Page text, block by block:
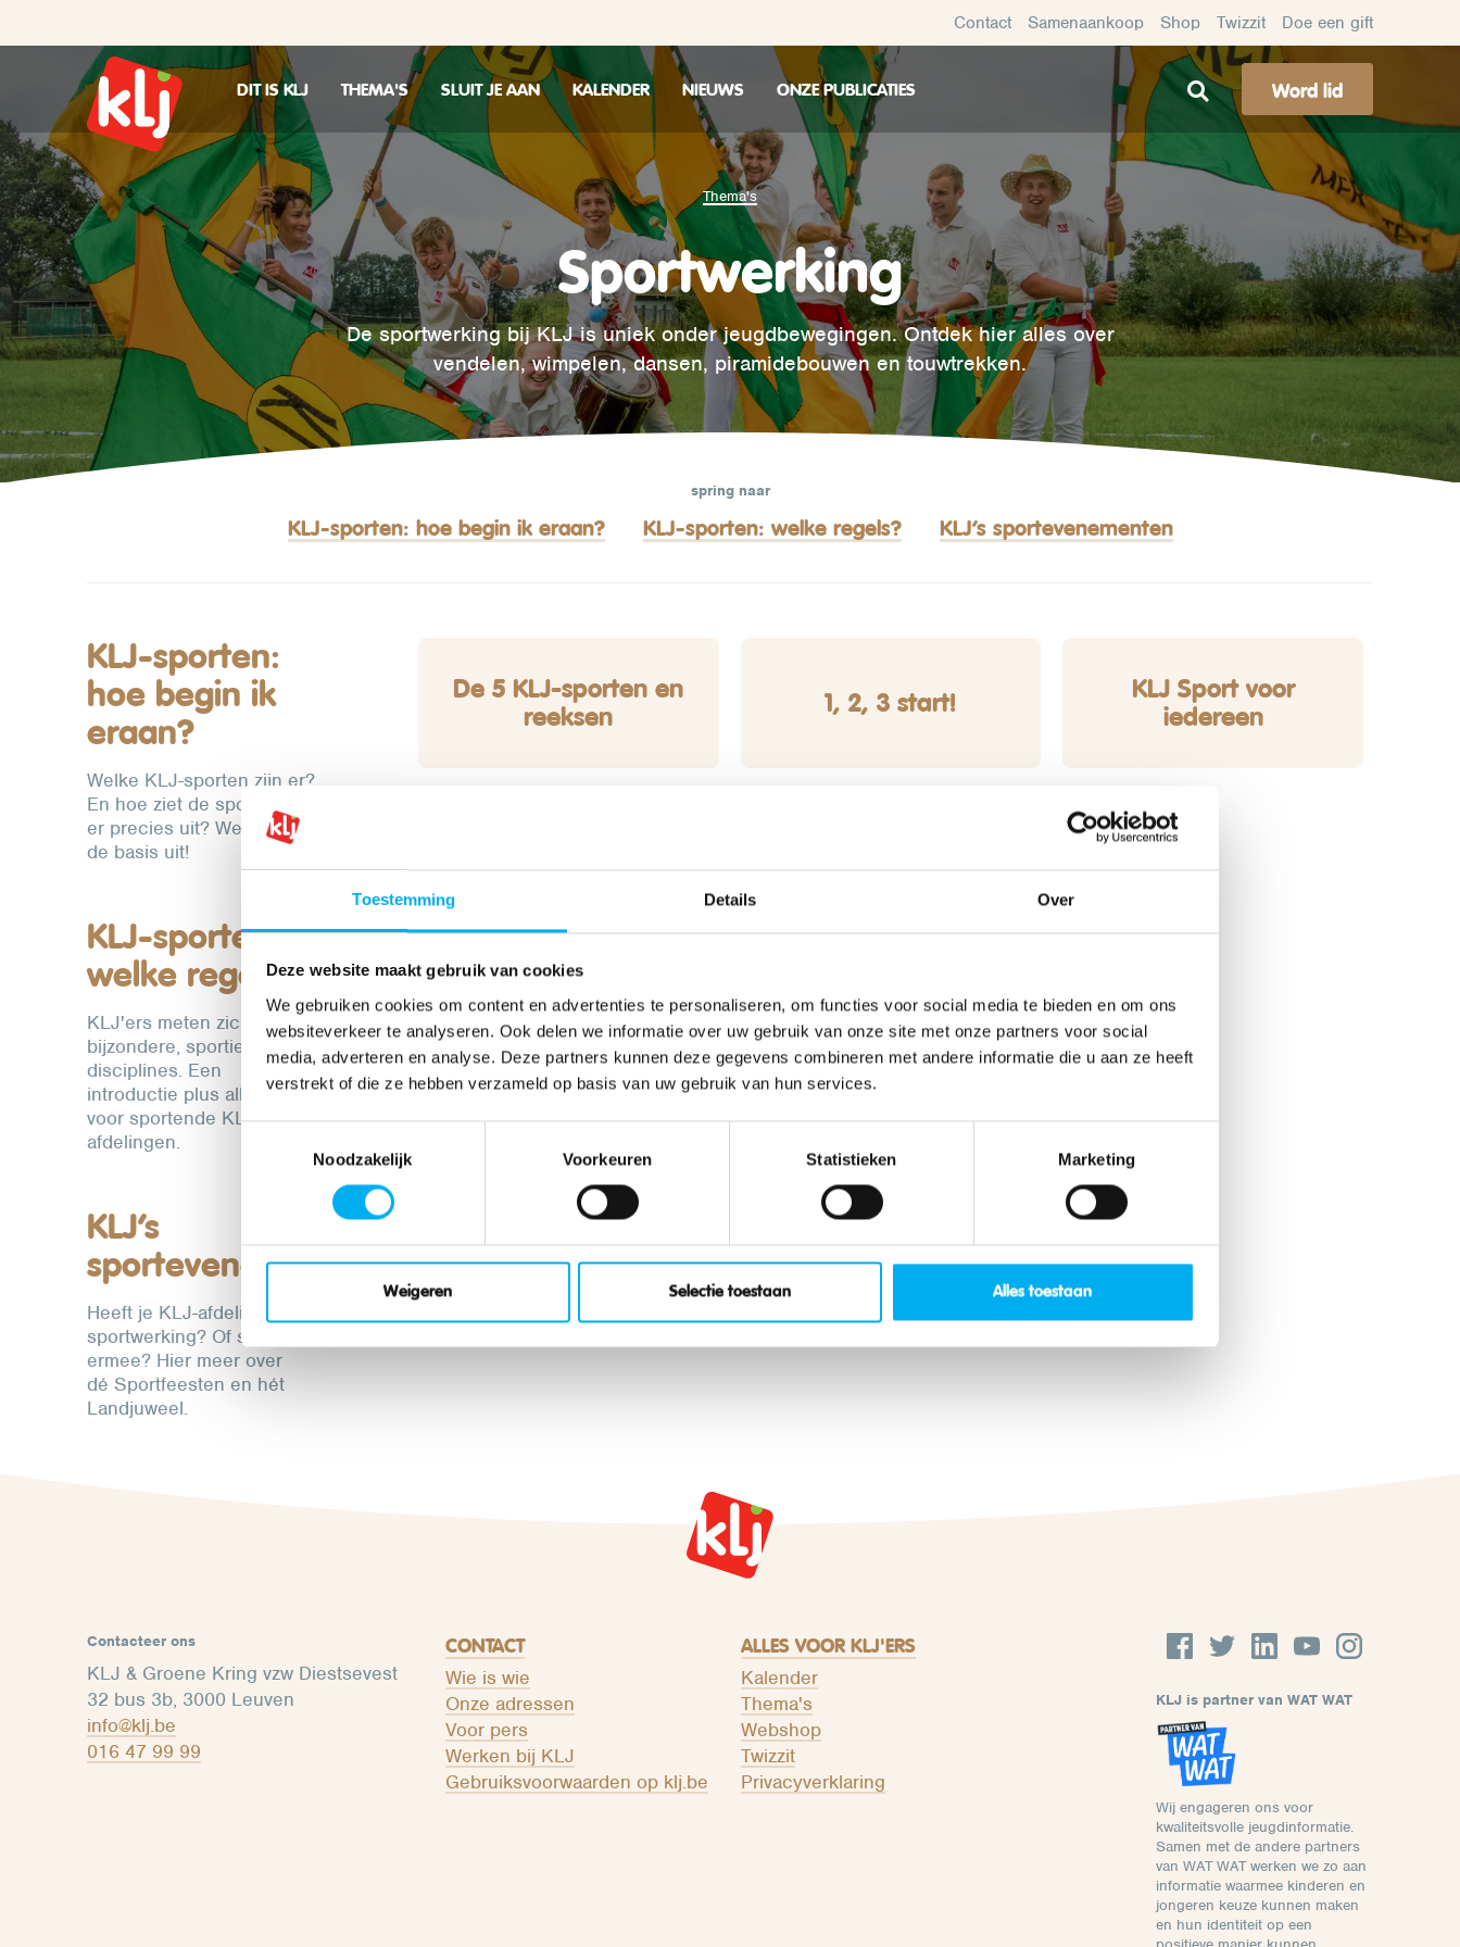
Toestemming Details Over
Deze website maakt gebruik van cookies
We gebruiken cookies om content en advertenties te personaliseren, om functies voor social media te bieden en om ons
websiteverkeer te analyseren. Ook delen we informatie over uw gebruik van onze site met onze partners voor social
media, adverteren en analyse. Deze partners kunnen deze gegevens combineren met andere informatie die u aan ze heeft
verstrekt of die ze hebben verzameld op basis van uw gebruik van hun services.
Noodzakelijk
Voorkeuren Statistieken Marketing
Weigeren Selectie toestaan Alles toestaan
Contact Samenaankoop Shop Twizzit Doe een gift
DIT IS KLJ THEMA'S SLUIT JE AAN KALENDER NIEUWS ONZE PUBLICATIES Word lid
Thema's
Sportwerking
De sportwerking bij KLJ is uniek onder jeugdbewegingen. Ontdek hier alles over
vendelen, wimpelen, dansen, piramidebouwen en touwtrekken.
spring naar
KLJ-sporten: hoe begin ik eraan? KLJ-sporten: welke regels? KLJ’s sportevenementen
KLJ-sporten:
hoe begin ik
eraan?
Welke KLJ-sporten zijn er?
En hoe ziet de sportwerking
er precies uit? We leggen je
de basis uit!
De 5 KLJ-sporten en
reeksen 1, 2, 3 start! KLJ Sport voor
iedereen
KLJ-sporten:
welke regels?
KLJ'ers meten zich in 5
bijzondere, sportieve
disciplines. Een
introductie plus alle details
voor sportende KLJ-
afdelingen.
Reglementen,
reeksbeschrijvingen
en muziek sportfeestdocumenten
KLJ’s
sportevenementen
Heeft je KLJ-afdeling een
sportwerking? Of start je
ermee? Hier meer over
dé Sportfeesten en hét
Landjuweel.
Sportfeesten KLJ-Landjuweel
Contacteer ons
KLJ & Groene Kring vzw Diestsevest
32 bus 3b, 3000 Leuven
info@klj.be​
016 47 99 99
CONTACT
Wie is wie
Onze adressen
Voor pers
Werken bij KLJ
Gebruiksvoorwaarden op klj.be
ALLES VOOR KLJ'ERS
Kalender
Thema's
Webshop
Twizzit
Privacyverklaring
KLJ is partner van WAT WAT
Wij engageren ons voor
kwaliteitsvolle jeugdinformatie.
Samen met de andere partners
van WAT WAT werken we zo aan
informatie waarmee kinderen en
jongeren keuze kunnen maken
en hun identiteit op een